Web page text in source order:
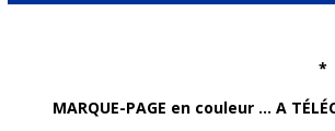
*
MARQUE-PAGE en couleur … A